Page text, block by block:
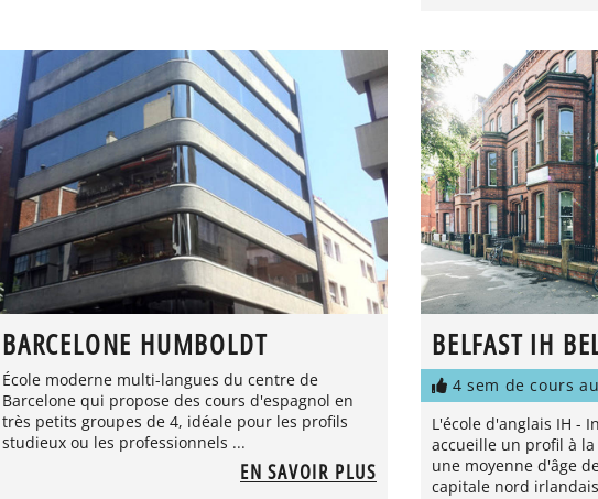
BARCELONE HUMBOLDT
École moderne multi-langues du centre de
Barcelone qui propose des cours d'espagnol en
très petits groupes de 4, idéale pour les profils
studieux ou les professionnels ...
EN SAVOIR PLUS
BELFAST IH
4 sem de cours
L'école d'anglais IH -
accueille un profil à
une moyenne d'âge
capitale nord